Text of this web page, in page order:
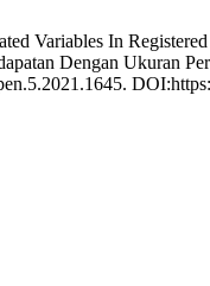
Variables In
Dengan Ukuran